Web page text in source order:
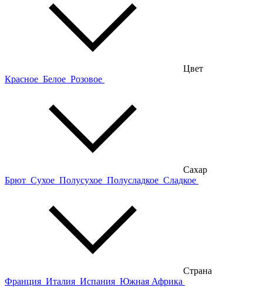
Цвет
Красное Белое Розовое
Сахар
Брют Сухое Полусухое Полусладкое Сладкое
Страна
Франция Италия Испания Южная Африка